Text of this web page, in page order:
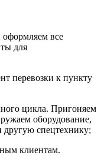
все
для
перевозки к пункту
цикла. Пригоняем
оборудование,
другую спецтехнику;
клиентам.